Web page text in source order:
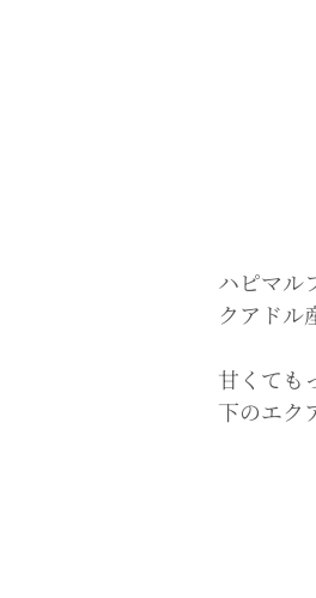
ハピマル
クアドル
甘くても
下のエク